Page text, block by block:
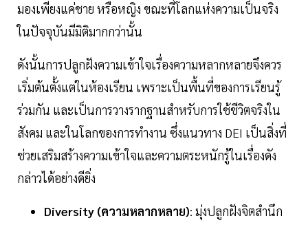
มองเพียงแค่ชาย หรือหญิง ขณะที่โลกแห่งความเป็นจริง
ในปัจจุบันมีมิติมากกว่านั้น
ดังนั้นการปลูกฝังความเข้าใจเรื่องความหลากหลายจึงควร
เริ่มต้นตั้งแต่ในห้องเรียน เพราะเป็นพื้นที่ของการเรียนรู้
ร่วมกัน และเป็นการวางรากฐานสำหรับการใช้ชีวิตจริงใน
สังคม และในโลกของการทำงาน ซึ่งแนวทาง DEI เป็นสิ่งที่
ช่วยเสริมสร้างความเข้าใจและความตระหนักรู้ในเรื่องดัง
กล่าวได้อย่างดียิ่ง
Diversity (ความหลากหลาย): มุ่งปลูกฝังจิตสำนึก